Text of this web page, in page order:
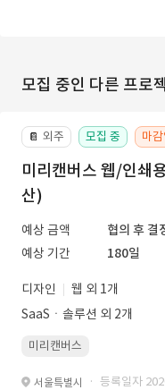
모집 중인 다른 프로
📔 외주 모집 중 마
미리캔버스 웹/인쇄
산)
예상 금액
협의 후 결
예상 기간
180일
디자인
웹 외 1개
SaaSㆍ솔루션 외 2개
미리캔버스
서울특별시 · 등록일자